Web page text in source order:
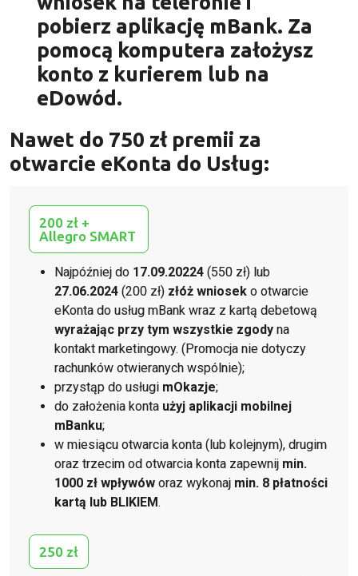
pobierz aplikację mBank. Za
pomocą komputera założysz
konto z kurierem lub na
eDowód.
Nawet do 750 zł premii za
otwarcie eKonta do Usług:
200 zł +
Allegro SMART
Najpóźniej do 17.09.20224 (550 zł) lub
27.06.2024 (200 zł) złóż wniosek o otwarcie
eKonta do usług mBank wraz z kartą debetową
wyrażając przy tym wszystkie zgody na
kontakt marketingowy. (Promocja nie dotyczy
rachunków otwieranych wspólnie);
przystąp do usługi mOkazje;
do założenia konta użyj aplikacji mobilnej
mBanku;
w miesiącu otwarcia konta (lub kolejnym), drugim
oraz trzecim od otwarcia konta zapewnij min.
1000 zł wpływów oraz wykonaj min. 8 płatności
kartą lub BLIKIEM.
250 zł